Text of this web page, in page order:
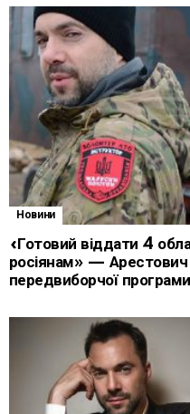
Новини
«Готовий віддати 4
росіянам» — Арестович
передвиборчої програми